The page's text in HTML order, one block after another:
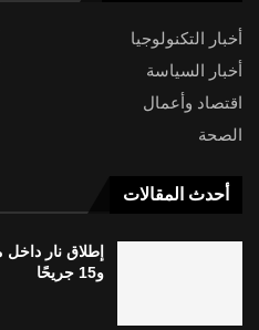
أخبار التكنولوجيا
أخبار السياسة
اقتصاد وأعمال
الصحة
أحدث المقالات
و15 جريحًا